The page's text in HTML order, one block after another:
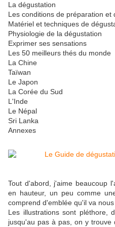
La dégustation
Les conditions de préparation et
Matériel et techniques de
Physiologie de la dégustation
Exprimer ses sensations
Les 50 meilleurs thés du monde
La Chine
Taïwan
Le Japon
La Corée du Sud
L'Inde
Le Népal
Sri Lanka
Annexes
Tout d'abord, j'aime beaucoup
en hauteur, un peu comme
comprend d'emblée qu'il va nous
Les illustrations sont pléthore,
jusqu'au pas à pas, on y trouve